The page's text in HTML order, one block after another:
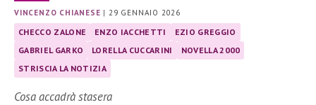
VINCENZO CHIANESE | 29 GENNAIO 2026
CHECCO ZALONE ENZO IACCHETTI
EZIO GREGGIO
GABRIEL GARKO
LORELLA CUCCARINI
NOVELLA 2000
STRISCIA LA NOTIZIA
Cosa accadrà stasera